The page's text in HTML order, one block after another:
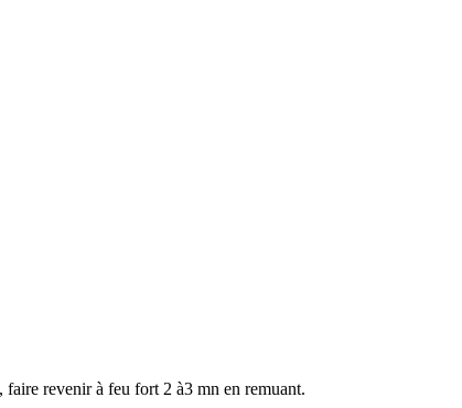
revenir à feu fort 2 à3 mn en remuant.